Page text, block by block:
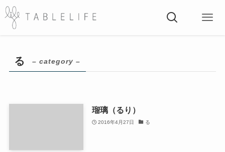
る – category –
瑠璃（るり）
2016年4月27日 る